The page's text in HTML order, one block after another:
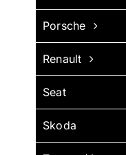
Porsche
Renault
Seat
Skoda